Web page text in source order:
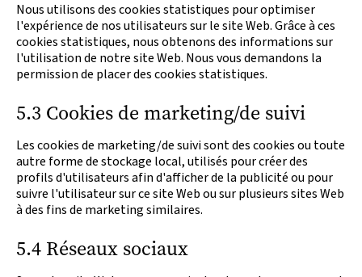
Nous utilisons des cookies statistiques pour optimiser
l'expérience de nos utilisateurs sur le site Web. Grâce à ces
cookies statistiques, nous obtenons des informations sur
l'utilisation de notre site Web. Nous vous demandons la
permission de placer des cookies statistiques.
5.3 Cookies de marketing/de suivi
Les cookies de marketing/de suivi sont des cookies ou toute
autre forme de stockage local, utilisés pour créer des
profils d'utilisateurs afin d'afficher de la publicité ou pour
suivre l'utilisateur sur ce site Web ou sur plusieurs sites Web
à des fins de marketing similaires.
5.4 Réseaux sociaux